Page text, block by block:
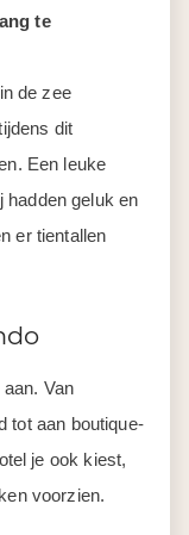
te
de zee
dit
Een leuke
hadden geluk en
er tientallen
Van
tot aan boutique-
je ook kiest,
voorzien.